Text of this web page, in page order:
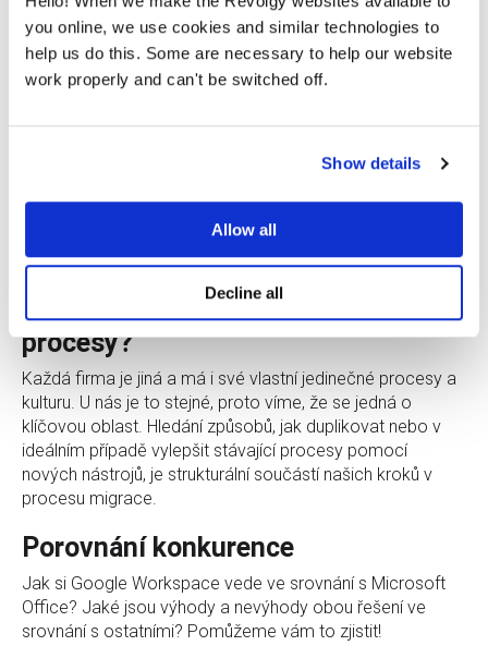
you online, we use cookies and similar technologies to
help us do this. Some are necessary to help our website
work properly and can't be switched off.
Show details
Allow all
Decline all
pravé?
Kolik to stojí?
Kterou licenci potřebujete, abyste pokryli všechny
procesy v rámci své společnosti? A kolik vás to bude
a ujistěte se, že je pro vás Google Workspace tou
správnou volbou a jaká bude cena v případě migrace.
Zvládne vaše jedinečné firemní
procesy?
Každá firma je jiná a má i své vlastní jedinečné procesy a
kulturu. U nás je to stejné, proto víme, že se jedná o
klíčovou oblast. Hledání způsobů, jak duplikovat nebo v
ideálním případě vylepšit stávající procesy pomocí
nových nástrojů, je strukturální součástí našich kroků v
procesu migrace.
Porovnání konkurence
Jak si Google Workspace vede ve srovnání s Microsoft
Office? Jaké jsou výhody a nevýhody obou řešení ve
srovnání s ostatními? Pomůžeme vám to zjistit!